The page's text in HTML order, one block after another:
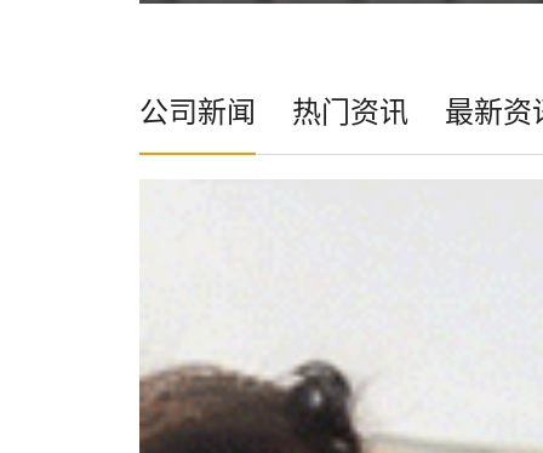
公司新闻 热门资讯 最新资